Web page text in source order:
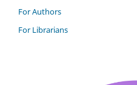
For Authors
For Librarians